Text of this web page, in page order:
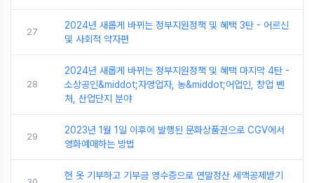
27
2024년 새롭게 바뀌는 정부지원정책 및 혜택 3탄 - 어르신
및 사회적 약자편
28
2024년 새롭게 바뀌는 정부지원정책 및 혜택 마지막 4탄 -
소상공인&middot;자영업자, 농&middot;어업인, 창업 벤
처, 산업단지 분야
29
2023년 1월 1일 이후에 발행된 문화상품권으로 CGV에서
영화예매하는 방법
헌 옷 기부하고 기부금 영수증으로 연말정산 세액공제받기